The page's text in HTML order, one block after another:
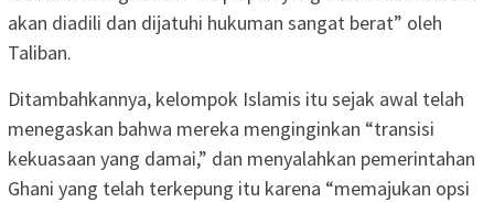
akan diadili dan dijatuhi hukuman sangat berat” oleh
Taliban.
Ditambahkannya, kelompok Islamis itu sejak awal telah
menegaskan bahwa mereka menginginkan “transisi
kekuasaan yang damai,” dan menyalahkan pemerintahan
Ghani yang telah terkepung itu karena “memajukan opsi